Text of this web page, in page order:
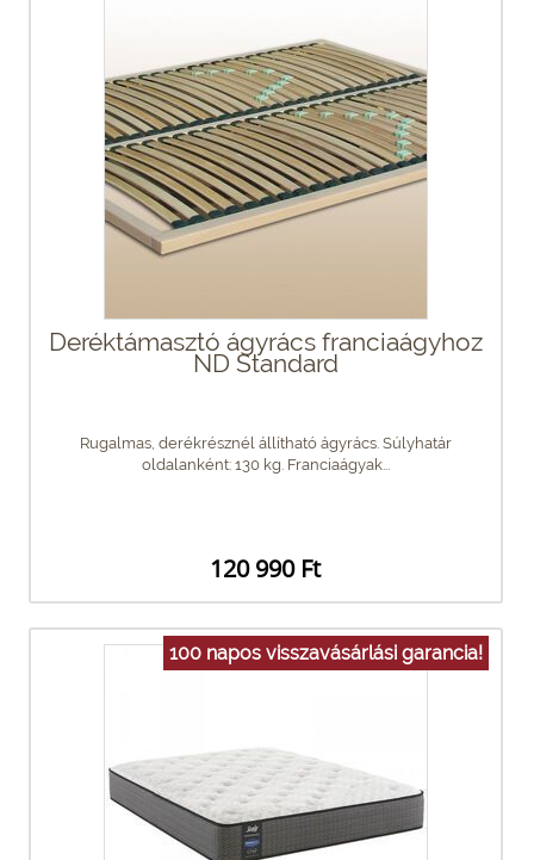
Deréktámasztó ágyrács franciaágyhoz
ND Standard
Rugalmas, derékrésznél állítható ágyrács. Súlyhatár
oldalanként: 130 kg. Franciaágyak...
120 990 Ft
100 napos visszavásárlási garancia!